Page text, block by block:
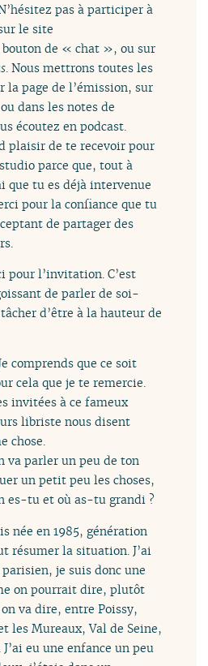
pas à participer à
le site
bouton de « chat », ou sur
. Nous mettrons toutes les
la page de l’émission, sur
dans les notes de
écoutez en podcast.
plaisir de te recevoir pour
parce que, tout à
que tu es déjà intervenue
pour la confiance que tu
de partager des
pour l’invitation. C’est
de parler de soi-
d’être à la hauteur de
comprends que ce soit
cela que je te remercie.
invitées à ce fameux
libriste nous disent
chose.
va parler un peu de ton
un petit peu les choses,
es-tu et où as-tu grandi ?
née en 1985, génération
résumer la situation. J’ai
je suis donc une
on pourrait dire, plutôt
va dire, entre Poissy,
les Mureaux, Val de Seine,
eu une enfance un peu